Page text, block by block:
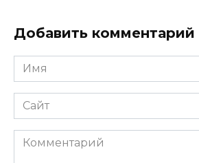
Добавить комментарий
Имя
*
Сайт
Комментарий